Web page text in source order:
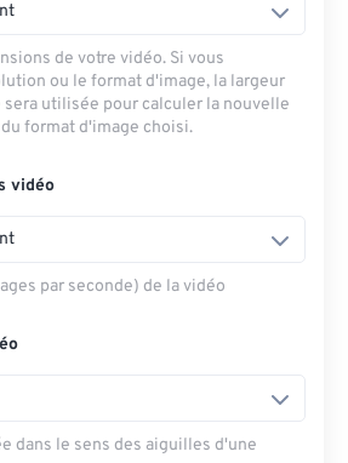
de votre vidéo. Si vous
ou le format d'image, la largeur
utilisée pour calculer la nouvelle
format d'image choisi.
vidéo
par seconde) de la vidéo
dans le sens des aiguilles d'une